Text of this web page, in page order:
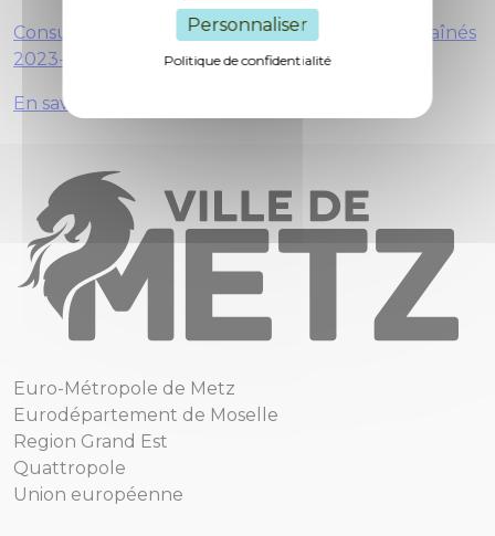
Personnaliser
Politique de confidentialité
Consulter le plan d'actions Metz, Ville amie des aînés
2023-2025
En savoir plus sur le Conseil des seniors.
Euro-Métropole de Metz
Eurodépartement de Moselle
Region Grand Est
Quattropole
Union européenne